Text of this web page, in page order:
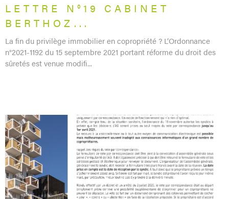
LETTRE N°19 CABINET
BERTHOZ...
La fin du privilège immobilier en copropriété ? L’Ordonnance
n°2021-1192 du 15 septembre 2021 portant réforme du droit des
sûretés est venue modifi...
LIRE L'ARTICLE